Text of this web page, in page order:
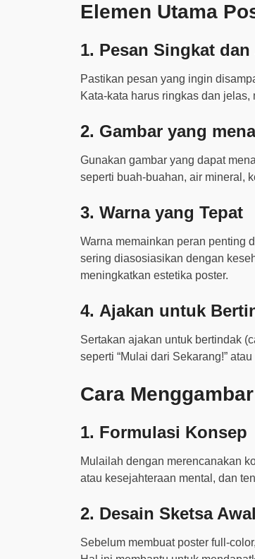
Elemen Utama
1. Pesan Singkat dan
Pastikan pesan yang ingin
Kata-kata harus ringkas dan jelas,
2. Gambar yang
Gunakan gambar yang dapat
seperti buah-buahan, air mineral,
3. Warna yang Tepat
Warna memainkan peran penting
sering diasosiasikan dengan
meningkatkan estetika poster.
4. Ajakan untuk
Sertakan ajakan untuk bertindak
seperti “Mulai dari Sekarang!”
Cara
1. Formulasi Konsep
Mulailah dengan merencanakan
atau kesejahteraan mental, dan
2. Desain Sketsa Awal
Sebelum membuat poster full-